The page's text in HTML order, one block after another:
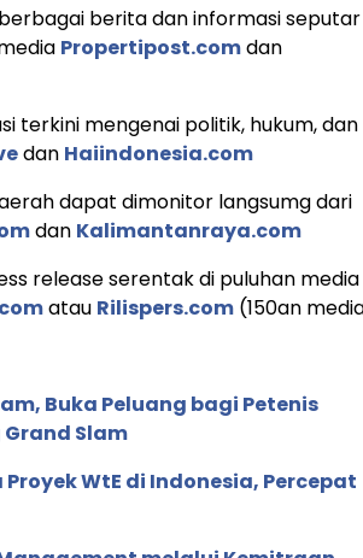
berita dan informasi seputar
Propertipost.comdan
terkini mengenai politik, hukum, dan
dan Haiindonesia.com
dapat dimonitor langsumg dari
dan Kalimantanraya.com
release serentak di puluhan media
atau Rilispers.com (150an
Buka Peluang bagi Petenis
Slam
Proyek WtE di Indonesia, Percepat